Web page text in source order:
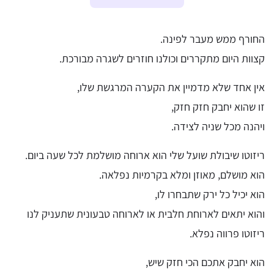
החורף ממש מעבר לפינה.
קצוות היום מתקררים וכולנו חוזרים לשגרה מבורכת.
אין אחד שלא מדמיין את הקערה המרגשת שלו,
זו שהוא יחבק חזק חזק,
ויהנה מכל שניה לצידה.
ריזוטו שיבולת שועל שלי הוא ארוחה מושלמת לכל שעה ביום.
הוא מושלם, מאוזן ומלא בקרמיות נפלאה.
הוא יכיל כל ירק שתבחרו לו,
והוא יתאים לארוחת חלבית או לארוחה טבעונית שתעניק לנו
ריזוטו פרווה נפלא.
הוא יחבק אתכם הכי חזק שיש,